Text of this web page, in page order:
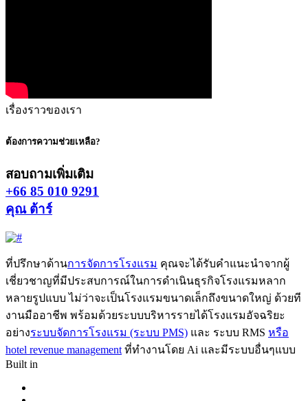
เรื่องราวของเรา
ต้องการความช่วยเหลือ?
สอบถามเพิ่มเติม
+66 85 010 9291
คุณ ต้าร์
ที่ปรึกษาด้านการจัดการโรงแรม คุณจะได้รับคำแนะนำจากผู้
เชี่ยวชาญที่มีประสบการณ์ในการดำเนินธุรกิจโรงแรมหลาก
หลายรูปแบบ ไม่ว่าจะเป็นโรงแรมขนาดเล็กถึงขนาดใหญ่ ด้วยที
งานมืออาชีพ พร้อมด้วยระบบบริหารรายได้โรงแรมอัจฉริยะ
อย่างระบบจัดการโรงแรม (ระบบ PMS) และ ระบบ RMS หรือ
hotel revenue managementที่ทำงานโดย Ai และมีระบบอื่นๆแบบ
Built in